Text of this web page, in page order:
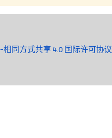
同方式共享 4.0 国际许可协议